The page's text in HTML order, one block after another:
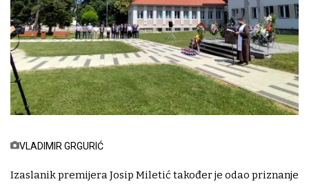
VLADIMIR GRGURIĆ
Izaslanik premijera Josip Miletić također je odao priznanje